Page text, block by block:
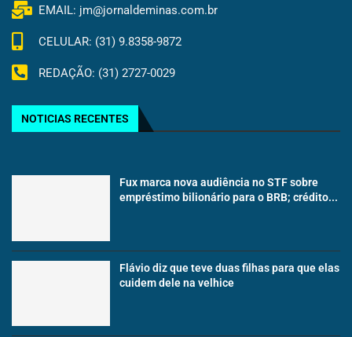
EMAIL: jm@jornaldeminas.com.br
CELULAR: (31) 9.8358-9872
REDAÇÃO: (31) 2727-0029
NOTICIAS RECENTES
Fux marca nova audiência no STF sobre
empréstimo bilionário para o BRB; crédito...
Flávio diz que teve duas filhas para que elas
cuidem dele na velhice